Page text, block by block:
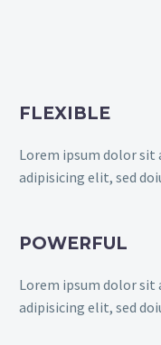
FLEXIBLE
Lorem ipsum dolor
adipisicing elit, sed
POWERFUL
Lorem ipsum dolor
adipisicing elit, sed